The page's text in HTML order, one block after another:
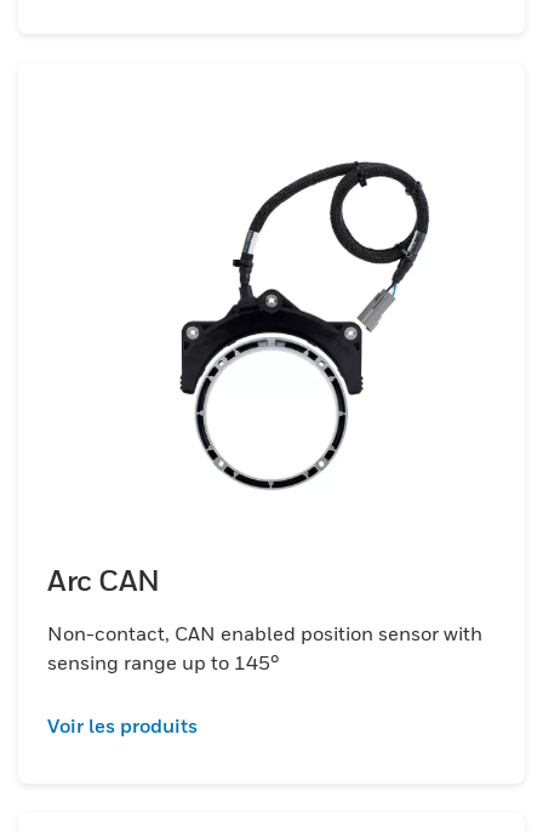
Arc CAN
Non-contact, CAN enabled position sensor with
sensing range up to 145°
Voir les produits